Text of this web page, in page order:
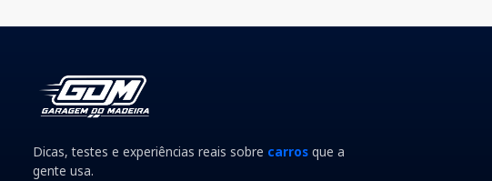
Dicas, testes e experiências reais sobre carros que a
gente usa.